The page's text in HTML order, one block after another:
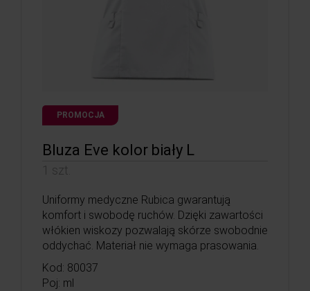
PROMOCJA
Bluza Eve kolor biały L
1 szt.
Uniformy medyczne Rubica gwarantują
komfort i swobodę ruchów. Dzięki zawartości
włókien wiskozy pozwalają skórze swobodnie
oddychać. Materiał nie wymaga prasowania.
Kod: 80037
Poj: ml